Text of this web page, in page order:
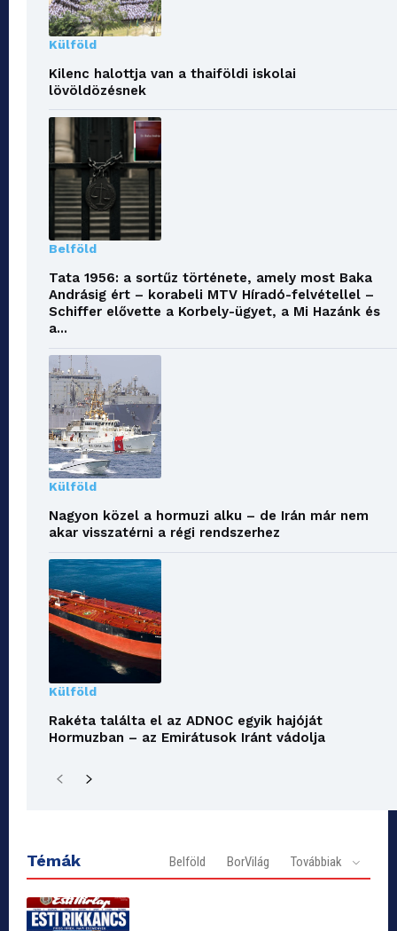
Külföld
Kilenc halottja van a thaiföldi iskolai
lövöldözésnek
Belföld
Tata 1956: a sortűz története, amely most Baka
Andrásig ért – korabeli MTV Híradó-felvétellel –
Schiffer elővette a Korbely-ügyet, a Mi Hazánk és
a...
Külföld
Nagyon közel a hormuzi alku – de Irán már nem
akar visszatérni a régi rendszerhez
Külföld
Rakéta találta el az ADNOC egyik hajóját
Hormuzban – az Emirátusok Iránt vádolja
Témák Belföld BorVilág Továbbiak